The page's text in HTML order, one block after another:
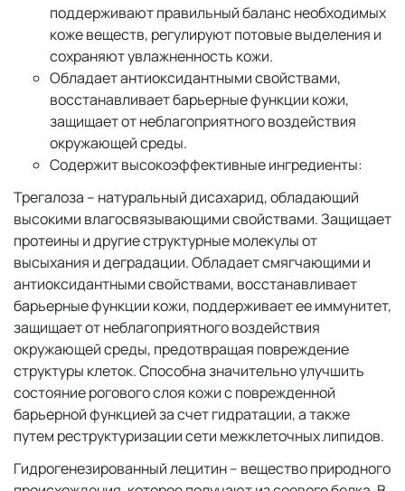
поддерживают правильный баланс необходимых
коже веществ, регулируют потовые выделения и
сохраняют увлажненность кожи.
Обладает антиоксидантными свойствами,
восстанавливает барьерные функции кожи,
защищает от неблагоприятного воздействия
окружающей среды.
Содержит высокоэффективные ингредиенты:
Трегалоза – натуральный дисахарид, обладающий
высокими влагосвязывающими свойствами. Защищает
протеины и другие структурные молекулы от
высыхания и деградации. Обладает смягчающими и
антиоксидантными свойствами, восстанавливает
барьерные функции кожи, поддерживает ее иммунитет,
защищает от неблагоприятного воздействия
окружающей среды, предотвращая повреждение
структуры клеток. Способна значительно улучшить
состояние рогового слоя кожи с поврежденной
барьерной функцией за счет гидратации, а также
путем реструктуризации сети межклеточных липидов.
Гидрогенезированный лецитин – вещество природного